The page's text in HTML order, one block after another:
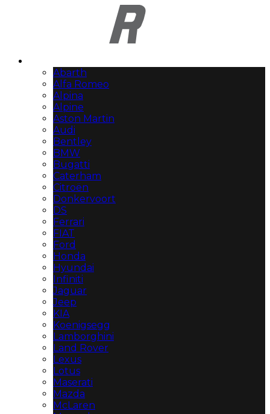
Abarth
Alfa Romeo
Alpina
Alpine
Aston Martin
Audi
Bentley
BMW
Bugatti
Caterham
Citroën
Donkervoort
DS
Ferrari
FIAT
Ford
Honda
Hyundai
Infiniti
Jaguar
Jeep
KIA
Koenigsegg
Lamborghini
Land Rover
Lexus
Lotus
Maserati
Mazda
McLaren